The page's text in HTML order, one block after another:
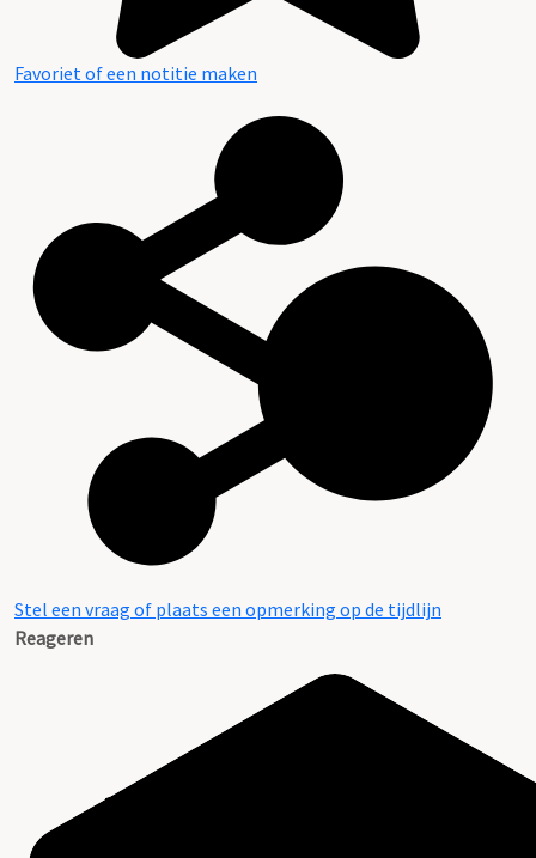
Favoriet of een notitie maken
Stel een vraag of plaats een opmerking op de tijdlijn
Reageren